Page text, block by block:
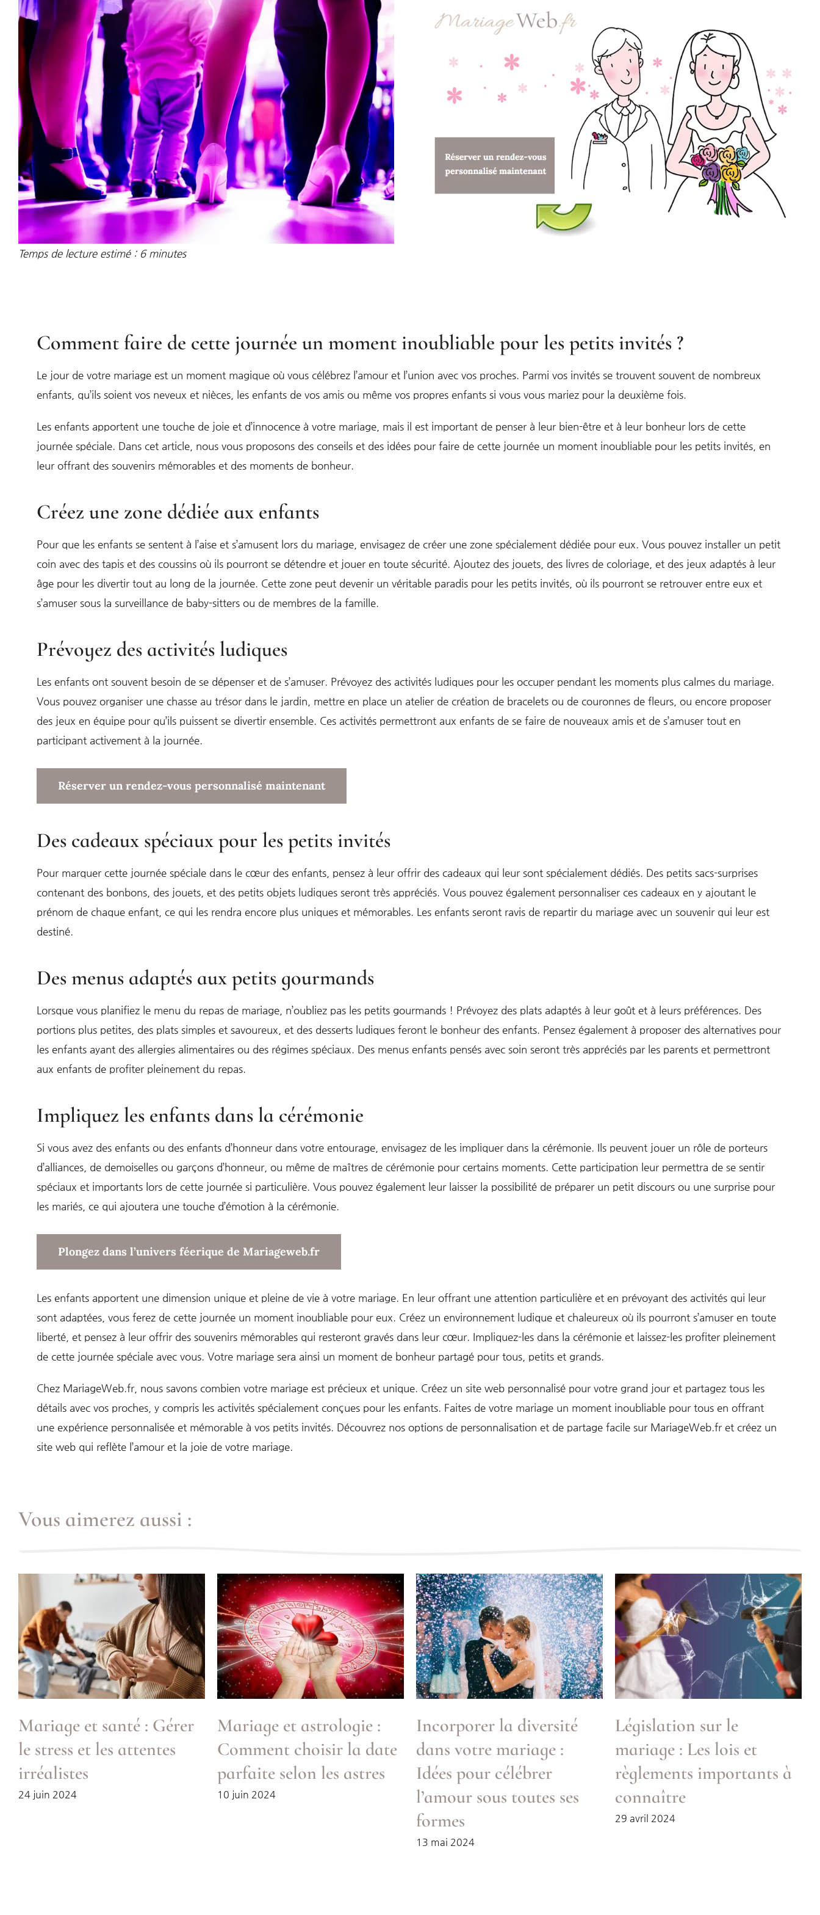
Temps de lecture estimé : 6 minutes
Comment faire de cette journée un moment inoubliable pour les petits invités ?
Le jour de votre mariage est un moment magique où vous célébrez l’amour et l’union avec vos proches. Parmi vos invités se trouvent souvent de nombreux
enfants, qu’ils soient vos neveux et nièces, les enfants de vos amis ou même vos propres enfants si vous vous mariez pour la deuxième fois.
Les enfants apportent une touche de joie et d’innocence à votre mariage, mais il est important de penser à leur bien-être et à leur bonheur lors de cette
journée spéciale. Dans cet article, nous vous proposons des conseils et des idées pour faire de cette journée un moment inoubliable pour les petits invités, en
leur offrant des souvenirs mémorables et des moments de bonheur.
Créez une zone dédiée aux enfants
Pour que les enfants se sentent à l’aise et s’amusent lors du mariage, envisagez de créer une zone spécialement dédiée pour eux. Vous pouvez installer un petit
coin avec des tapis et des coussins où ils pourront se détendre et jouer en toute sécurité. Ajoutez des jouets, des livres de coloriage, et des jeux adaptés à leur
âge pour les divertir tout au long de la journée. Cette zone peut devenir un véritable paradis pour les petits invités, où ils pourront se retrouver entre eux et
s’amuser sous la surveillance de baby-sitters ou de membres de la famille.
Prévoyez des activités ludiques
Les enfants ont souvent besoin de se dépenser et de s’amuser. Prévoyez des activités ludiques pour les occuper pendant les moments plus calmes du mariage.
Vous pouvez organiser une chasse au trésor dans le jardin, mettre en place un atelier de création de bracelets ou de couronnes de fleurs, ou encore proposer
des jeux en équipe pour qu’ils puissent se divertir ensemble. Ces activités permettront aux enfants de se faire de nouveaux amis et de s’amuser tout en
participant activement à la journée.
Réserver un rendez-vous personnalisé maintenant
Des cadeaux spéciaux pour les petits invités
Pour marquer cette journée spéciale dans le cœur des enfants, pensez à leur offrir des cadeaux qui leur sont spécialement dédiés. Des petits sacs-surprises
contenant des bonbons, des jouets, et des petits objets ludiques seront très appréciés. Vous pouvez également personnaliser ces cadeaux en y ajoutant le
prénom de chaque enfant, ce qui les rendra encore plus uniques et mémorables. Les enfants seront ravis de repartir du mariage avec un souvenir qui leur est
destiné.
Des menus adaptés aux petits gourmands
Lorsque vous planifiez le menu du repas de mariage, n’oubliez pas les petits gourmands ! Prévoyez des plats adaptés à leur goût et à leurs préférences. Des
portions plus petites, des plats simples et savoureux, et des desserts ludiques feront le bonheur des enfants. Pensez également à proposer des alternatives pour
les enfants ayant des allergies alimentaires ou des régimes spéciaux. Des menus enfants pensés avec soin seront très appréciés par les parents et permettront
aux enfants de profiter pleinement du repas.
Impliquez les enfants dans la cérémonie
Si vous avez des enfants ou des enfants d’honneur dans votre entourage, envisagez de les impliquer dans la cérémonie. Ils peuvent jouer un rôle de porteurs
d’alliances, de demoiselles ou garçons d’honneur, ou même de maîtres de cérémonie pour certains moments. Cette participation leur permettra de se sentir
spéciaux et importants lors de cette journée si particulière. Vous pouvez également leur laisser la possibilité de préparer un petit discours ou une surprise pour
les mariés, ce qui ajoutera une touche d’émotion à la cérémonie.
Plongez dans l’univers féerique de Mariageweb.fr
Les enfants apportent une dimension unique et pleine de vie à votre mariage. En leur offrant une attention particulière et en prévoyant des activités qui leur
sont adaptées, vous ferez de cette journée un moment inoubliable pour eux. Créez un environnement ludique et chaleureux où ils pourront s’amuser en toute
liberté, et pensez à leur offrir des souvenirs mémorables qui resteront gravés dans leur cœur. Impliquez-les dans la cérémonie et laissez-les profiter pleinement
de cette journée spéciale avec vous. Votre mariage sera ainsi un moment de bonheur partagé pour tous, petits et grands.
Chez MariageWeb.fr, nous savons combien votre mariage est précieux et unique. Créez un site web personnalisé pour votre grand jour et partagez tous les
détails avec vos proches, y compris les activités spécialement conçues pour les enfants. Faites de votre mariage un moment inoubliable pour tous en offrant
une expérience personnalisée et mémorable à vos petits invités. Découvrez nos options de personnalisation et de partage facile sur MariageWeb.fr et créez un
site web qui reflète l’amour et la joie de votre mariage.
Vous aimerez aussi :
Mariage et santé : Gérer
le stress et les attentes
irréalistes
24 juin 2024
Mariage et astrologie :
Comment choisir la date
parfaite selon les astres
10 juin 2024
Incorporer la diversité
dans votre mariage :
Idées pour célébrer
l’amour sous toutes ses
formes
13 mai 2024
Législation sur le
mariage : Les lois et
règlements importants à
connaître
29 avril 2024